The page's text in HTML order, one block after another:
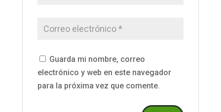
Guarda mi nombre, correo
electrónico y web en este navegador
para la próxima vez que comente.